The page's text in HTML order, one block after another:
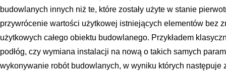
budowlanych innych niż te, które zostały użyte w stanie
przywrócenie wartości użytkowej istniejących elementów bez
użytkowych całego obiektu budowlanego. Przykładem
podłóg, czy wymiana instalacji na nową o takich samych
wykonywanie robót budowlanych, w wyniku których następuje